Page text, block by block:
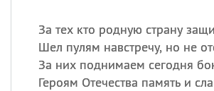
За тех кто родную страну
Шел пулям навстречу, но не
За них поднимаем сегодня
Героям Отечества память и